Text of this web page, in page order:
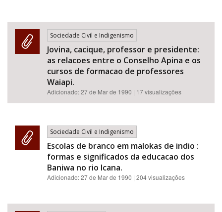
Sociedade Civil e Indigenismo
Jovina, cacique, professor e presidente:
as relacoes entre o Conselho Apina e os
cursos de formacao de professores
Waiapi.
Adicionado:27 de Mar de 1990 | 17 visualizações
Sociedade Civil e Indigenismo
Escolas de branco em malokas de indio :
formas e significados da educacao dos
Baniwa no rio Icana.
Adicionado:27 de Mar de 1990 | 204 visualizações